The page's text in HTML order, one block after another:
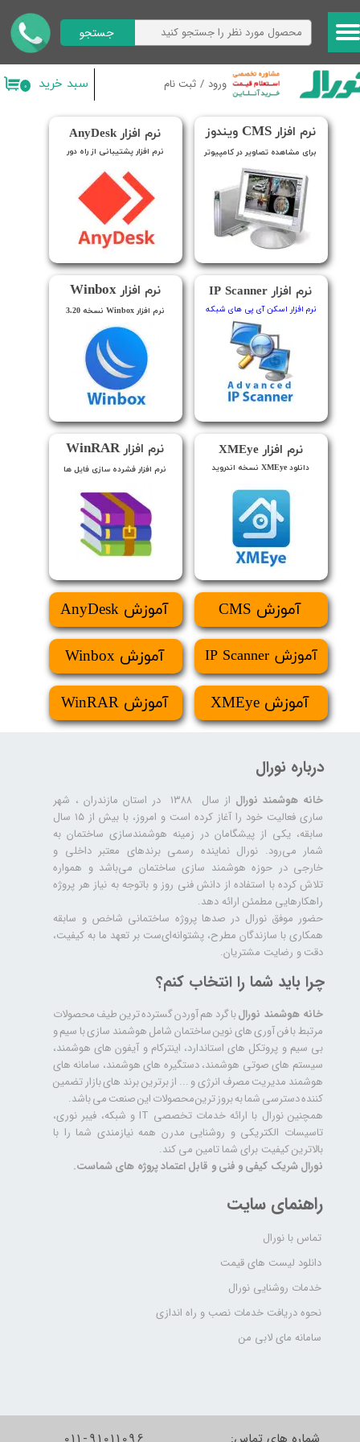
ورود / ثبت نام
حساب کاربری من
تغییر گذر واژه
خروج از حساب کاربری
جستجو
۰ سبد خرید
نرم افزار CMS ویندوز
برای مشاهده تصاویر در کامپیوتر
​آموزش CMS
نرم افزار AnyDesk
نرم افزار پشتیبانی از راه دور
​​آموزش AnyDesk
نرم افزار IP Scanner
نرم افزار اسکن آی پی های شبکه
​​آموزش IP Scanner
نرم افزار Winbox
نرم افزار Winbox نسخه 3.20
​آموزش Winbox
نرم افزار XMEye
دانلود XMEye نسخه اندروید
​آموزش XMEye
نرم افزارWinRAR
نرم افزار فشرده سازی فایل ها
​آموزش WinRAR
درباره نورال
خانه هوشمند نورال
از سال ۱۳۸۸ در استان مازندران ، شهر
ساری فعالیت خود را آغاز کرده است و امروز، با بیش از ۱۵ سال
سابقه، یکی از پیشگامان در زمینه هوشمندسازی ساختمان به
شمار می‌رود. نورال نماینده رسمی برندهای معتبر داخلی و
خارجی در حوزه هوشمند سازی ساختمان می‌باشد و همواره
تلاش کرده با استفاده از دانش فنی روز و باتوجه به نیاز هر پروژه
راهکارهایی مطمئن ارائه دهد.
حضور موفق نورال در صدها پروژه‌ ساختمانی شاخص و سابقه
همکاری با سازندگان مطرح، پشتوانه‌ای‌ست بر تعهد ما به کیفیت،
دقت و رضایت مشتریان.
راهنمای سایت
تماس با نورال
دانلود لیست های قیمت
خدمات روشنایی نورال
نحوه دریافت خدمات نصب و راه اندازی
سامانه مای لابی من
چرا باید شما را انتخاب کنم؟
خانه هوشمند نورالبا گرد هم آوردن گسترده ترین طیف محصولات
مرتبط با فن آوری های نوین ساختمان شامل هوشمند سازی با سیم و
بی سیم و پروتکل های استاندارد، اینترکام و آیفون های هوشمند،
سیستم های صوتی هوشمند، دستگیره های هوشمند، سامانه های
هوشمند مدیریت مصرف انرژی و ... از برترین برند های بازار تضمین
کننده دسترسی شما به بروز ترین محصولات این صنعت می باشد.
همچنین نورال با ارائه خدمات تخصصی IT و شبکه، فیبر نوری،
تاسیسات الکتریکی و روشنایی مدرن همه نیازمندی شما را با
بالاترین کیفیت برای شما تامین می کند.
نورال شریک کیفی و فنی و قابل اعتماد پروژه های شماست.